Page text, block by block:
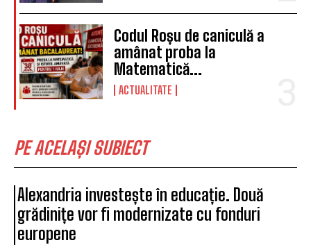
Codul Roșu de caniculă a
amânat proba la
Matematică...
ACTUALITATE
PE ACELAȘI SUBIECT
Alexandria investește în educație. Două
grădinițe vor fi modernizate cu fonduri
europene